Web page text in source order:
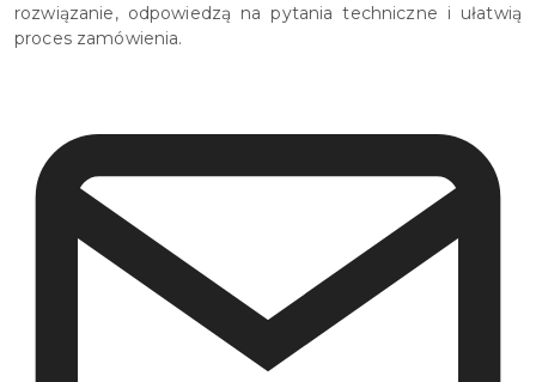
rozwiązanie, odpowiedzą na pytania techniczne i ułatwią
proces zamówienia.